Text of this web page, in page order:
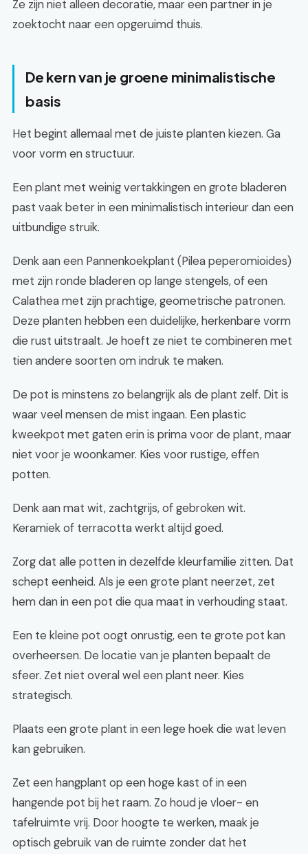
Ze zijn niet alleen decoratie, maar een partner in je
zoektocht naar een opgeruimd thuis.
De kern van je groene minimalistische
basis
Het begint allemaal met de juiste planten kiezen. Ga
voor vorm en structuur.
Een plant met weinig vertakkingen en grote bladeren
past vaak beter in een minimalistisch interieur dan een
uitbundige struik.
Denk aan een Pannenkoekplant (Pilea peperomioides)
met zijn ronde bladeren op lange stengels, of een
Calathea met zijn prachtige, geometrische patronen.
Deze planten hebben een duidelijke, herkenbare vorm
die rust uitstraalt. Je hoeft ze niet te combineren met
tien andere soorten om indruk te maken.
De pot is minstens zo belangrijk als de plant zelf. Dit is
waar veel mensen de mist ingaan. Een plastic
kweekpot met gaten erin is prima voor de plant, maar
niet voor je woonkamer. Kies voor rustige, effen
potten.
Denk aan mat wit, zachtgrijs, of gebroken wit.
Keramiek of terracotta werkt altijd goed.
Zorg dat alle potten in dezelfde kleurfamilie zitten. Dat
schept eenheid. Als je een grote plant neerzet, zet
hem dan in een pot die qua maat in verhouding staat.
Een te kleine pot oogt onrustig, een te grote pot kan
overheersen. De locatie van je planten bepaalt de
sfeer. Zet niet overal wel een plant neer. Kies
strategisch.
Plaats een grote plant in een lege hoek die wat leven
kan gebruiken.
Zet een hangplant op een hoge kast of in een
hangende pot bij het raam. Zo houd je vloer- en
tafelruimte vrij. Door hoogte te werken, maak je
optisch gebruik van de ruimte zonder dat het